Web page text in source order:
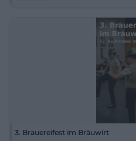
3. Brauereifest im Bräuwirt